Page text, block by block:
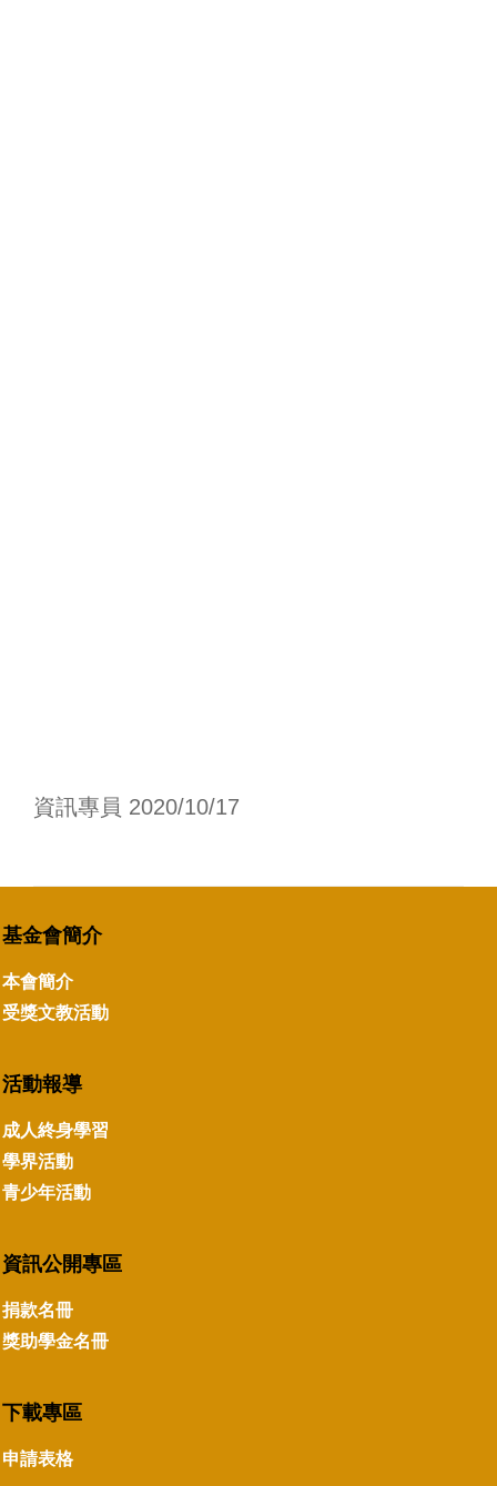
資訊專員 2020/10/17
基金會簡介
本會簡介
受獎文教活動
活動報導
成人終身學習
學界活動
青少年活動
資訊公開專區
捐款名冊
獎助學金名冊
下載專區
申請表格